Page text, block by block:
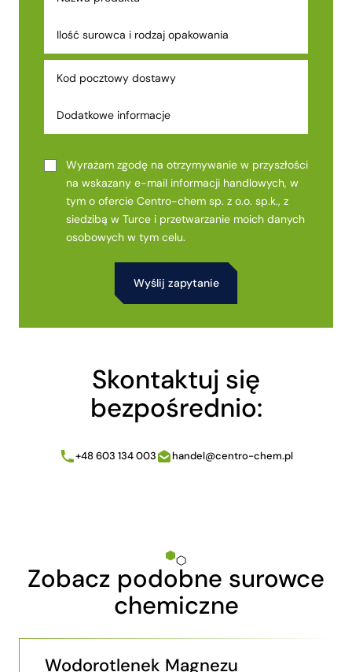
Wyrażam zgodę na otrzymywanie w przyszłości
na wskazany e-mail informacji handlowych, w
tym o ofercie Centro-chem sp. z o.o. sp.k., z
siedzibą w Turce i przetwarzanie moich danych
osobowych w tym celu.
Skontaktuj się
bezpośrednio:
+48 603 134 003 handel@centro-chem.pl
Zobacz podobne surowce
chemiczne
Wodorotlenek Magnezu